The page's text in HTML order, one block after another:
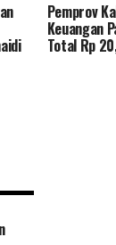
Pemprov
Keuangan
Total Rp